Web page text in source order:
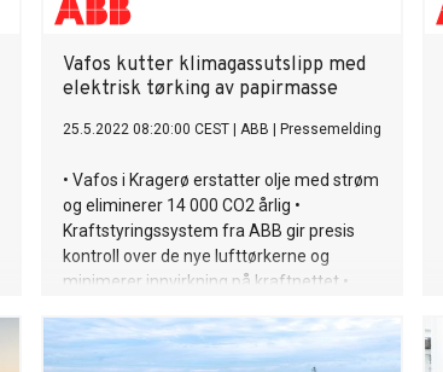
Vafos kutter klimagassutslipp med
elektrisk tørking av papirmasse
25.5.2022 08:20:00 CEST ABB Pressemelding
• Vafos i Kragerø erstatter olje med strøm
og eliminerer 14 000 CO2 årlig •
Kraftstyringssystem fra ABB gir presis
kontroll over de nye lufttørkerne og
minimerer innvirkning på kraftnettet •
biler av veien